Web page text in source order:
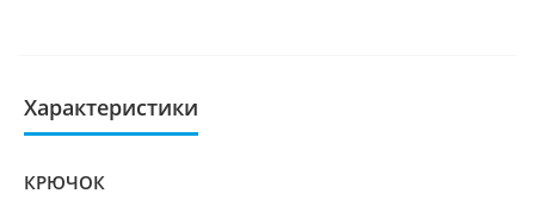
Характеристики
КРЮЧОК